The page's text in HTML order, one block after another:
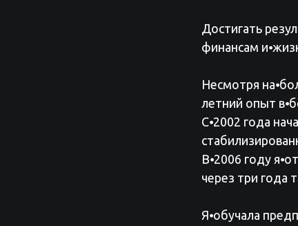
Достигать
финансам
Несмотря
летний опыт
С⦁2002 года
В⦁2006 году
через три года
Я⦁обучала